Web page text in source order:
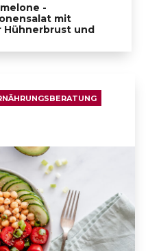
-
mit
Hühnerbrust und